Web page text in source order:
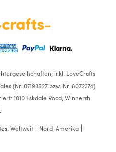
inkl. LoveCrafts
(Nr. 07193527 bzw. Nr. 8072374)
1010 Eskdale Road, Winnersh
Weltweit
Nord-Amerika